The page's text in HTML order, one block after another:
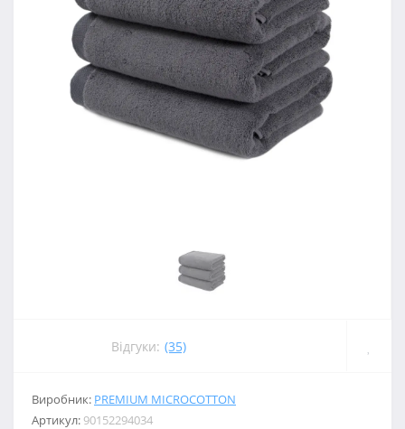
Відгуки: (35)
Виробник: PREMIUM MICROCOTTON
Артикул: 90152294034